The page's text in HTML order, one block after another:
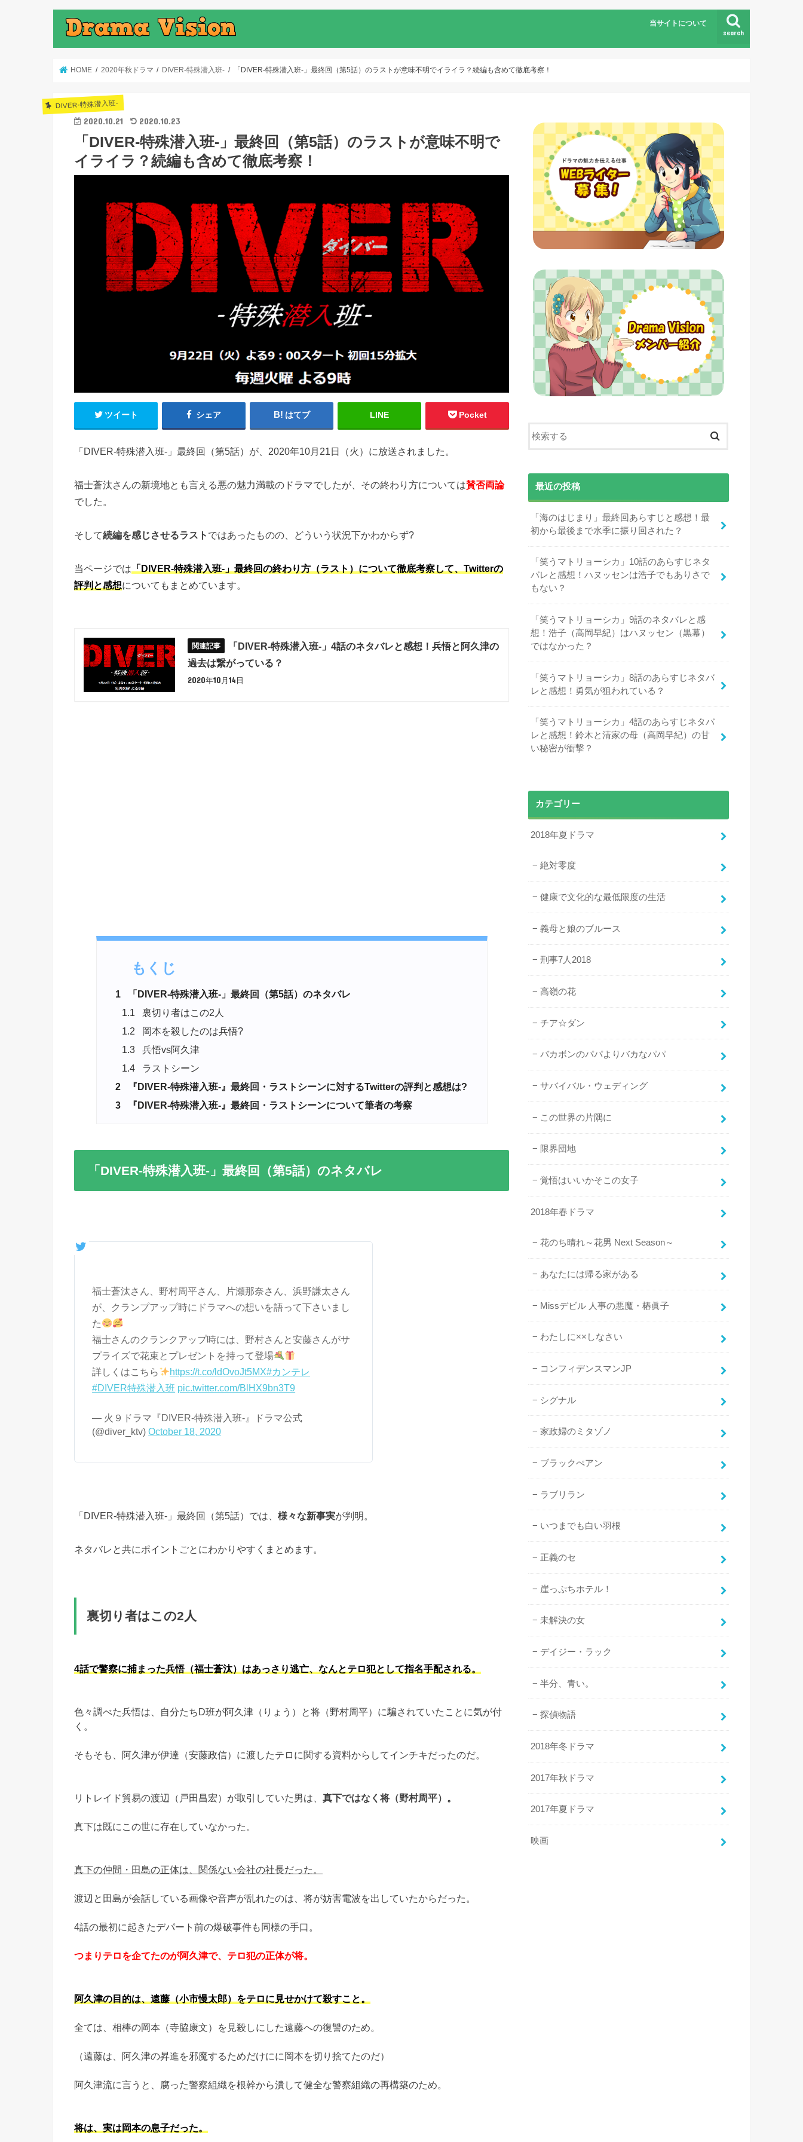
search
当サイトについて
HOME 2020年秋ドラマ DIVER-特殊潜入班- 「DIVER-特殊潜入班-」最終回（第5話）のラストが意味不明でイライラ？続編も含めて徹底考察！
DIVER-特殊潜入班-
2020.10.21 2020.10.23
「DIVER-特殊潜入班-」最終回（第5話）のラストが意味不明で
イライラ？続編も含めて徹底考察！
ツイート シェア はてブ LINE Pocket
「DIVER-特殊潜入班-」最終回（第5話）が、2020年10月21日（火）に放送されました。
福士蒼汰さんの新境地とも言える悪の魅力満載のドラマでしたが、その終わり方については賛否両論
でした。
そして続編を感じさせるラスト ではあったものの、どういう状況下かわからず?
当ページでは 「DIVER-特殊潜入班-」最終回の終わり方（ラスト）について徹底考察して、Twitterの
評判と感想についてもまとめています。
「DIVER-特殊潜入班-」4話のネタバレと感想！兵悟と阿久津の
過去は繋がっている？
2020年10月14日
もくじ
1
「DIVER-特殊潜入班-」最終回（第5話）のネタバレ
1.1
裏切り者はこの2人
1.2
岡本を殺したのは兵悟?
1.3
兵悟vs阿久津
1.4
ラストシーン
2
『DIVER-特殊潜入班-』最終回・ラストシーンに対するTwitterの評判と感想は?
3
『DIVER-特殊潜入班-』最終回・ラストシーンについて筆者の考察
「DIVER-特殊潜入班-」最終回（第5話）のネタバレ
福士蒼汰さん、野村周平さん、片瀬那奈さん、浜野謙太さん
が、クランプアップ時にドラマへの想いを語って下さいまし
た
福士さんのクランクアップ時には、野村さんと安藤さんがサ
プライズで花束とプレゼントを持って登場
詳しくはこちら
https://t.co/ldOvoJt5MX#カンテレ
#DIVER特殊潜入班 pic.twitter.com/BlHX9bn3T9
— 火９ドラマ『DIVER-特殊潜入班-』ドラマ公式
(@diver_ktv)October 18, 2020
「DIVER-特殊潜入班-」最終回（第5話）では、 様々な新事実が判明。
ネタバレと共にポイントごとにわかりやすくまとめます。
裏切り者はこの2人
4話で警察に捕まった兵悟（福士蒼汰）はあっさり逃亡、なんとテロ犯として指名手配される。
色々調べた兵悟は、自分たちD班が阿久津（りょう）と将（野村周平）に騙されていたことに気が付
く。
そもそも、阿久津が伊達（安藤政信）に渡したテロに関する資料からしてインチキだったのだ。
リトレイド貿易の渡辺（戸田昌宏）が取引していた男は、 真下ではなく将（野村周平）。
真下は既にこの世に存在していなかった。
真下の仲間・田島の正体は、関係ない会社の社長だった。
渡辺と田島が会話している画像や音声が乱れたのは、将が妨害電波を出していたからだった。
4話の最初に起きたデパート前の爆破事件も同様の手口。
つまりテロを企てたのが阿久津で、テロ犯の正体が将。
阿久津の目的は、遠藤（小市慢太郎）をテロに見せかけて殺すこと。
全ては、相棒の岡本（寺脇康文）を見殺しにした遠藤への復讐のため。
（遠藤は、阿久津の昇進を邪魔するためだけにに岡本を切り捨てたのだ）
阿久津流に言うと、腐った警察組織を根幹から潰して健全な警察組織の再構築のため。
将は、実は岡本の息子だった。
最近の投稿
「海のはじまり」最終回あらすじと感想！最
初から最後まで水季に振り回された？
「笑うマトリョーシカ」10話のあらすじネタ
バレと感想！ハヌッセンは浩子でもありさで
もない？
「笑うマトリョーシカ」9話のネタバレと感
想！浩子（高岡早紀）はハヌッセン（黒幕）
ではなかった？
「笑うマトリョーシカ」8話のあらすじネタバ
レと感想！勇気が狙われている？
「笑うマトリョーシカ」4話のあらすじネタバ
レと感想！鈴木と清家の母（高岡早紀）の甘
い秘密が衝撃？
カテゴリー
2018年夏ドラマ
絶対零度
健康で文化的な最低限度の生活
義母と娘のブルース
刑事7人2018
高嶺の花
チア☆ダン
バカボンのパパよりバカなパパ
サバイバル・ウェディング
この世界の片隅に
限界団地
覚悟はいいかそこの女子
2018年春ドラマ
花のち晴れ～花男 Next Season～
あなたには帰る家がある
Missデビル 人事の悪魔・椿眞子
わたしに××しなさい
コンフィデンスマンJP
シグナル
家政婦のミタゾノ
ブラックぺアン
ラブリラン
いつまでも白い羽根
正義のセ
崖っぷちホテル！
未解決の女
デイジー・ラック
半分、青い。
探偵物語
2018年冬ドラマ
2017年秋ドラマ
2017年夏ドラマ
映画